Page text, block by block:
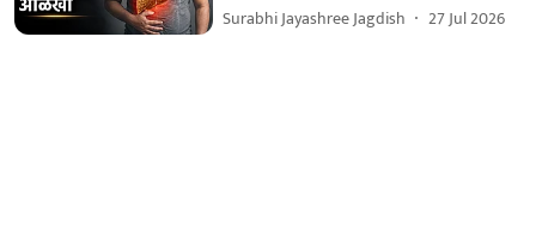
Surabhi Jayashree Jagdish 27 Jul 2026